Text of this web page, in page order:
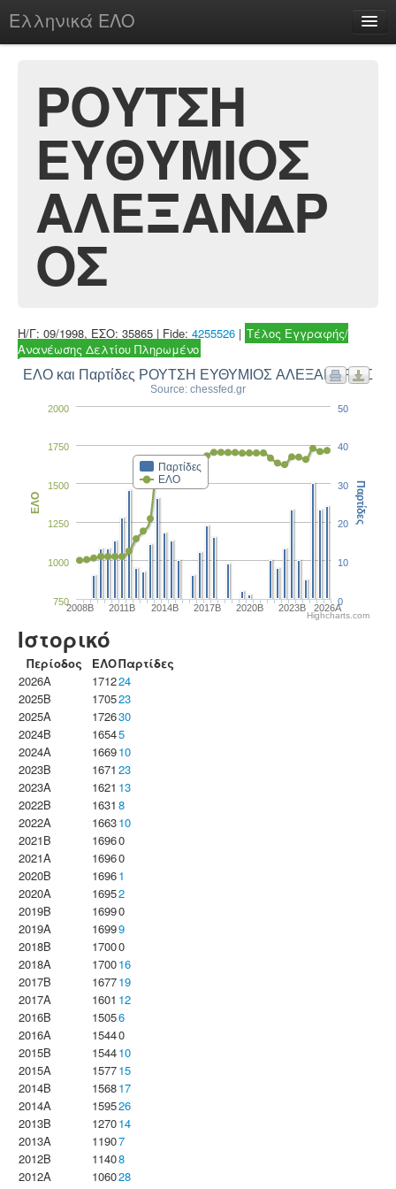
Ελληνικά ΕΛΟ
chesstu.be @ discord
Login
ΡΟΥΤΣΗ
ΕΥΘΥΜΙΟΣ
ΑΛΕΞΑΝΔΡ
ΟΣ
Η/Γ: 09/1998, ΕΣΟ: 35865 | Fide: 4255526 | Τέλος Εγγραφής/
Ανανέωσης Δελτίου Πληρωμένο
ΕΛΟ και Παρτίδες ΡΟΥΤΣΗ ΕΥΘΥΜΙΟΣ ΑΛΕΞΑΝΔΡΟΣ
Source: chessfed.gr
Παρτίδες
ΕΛΟ
2008B 2011B 2014B 2017B 2020B 2023B 2026A
1000
750
1250
1500
1750
2000
ΕΛΟ
0
10
20
30
40
50
Παρτίδες
Highcharts.com
Ιστορικό
Περίοδος ΕΛΟΠαρτίδες
2026A
171224
2025B
170523
2025A
172630
2024B
16545
2024A
166910
2023B
1671 23
2023Α
1621 13
2022B
1631 8
2022A
166310
2021B
16960
2021A
16960
2020B
16961
2020A
16952
2019B
16990
2019A
16999
2018B
17000
2018A
170016
2017B
167719
2017A
1601 12
2016B
15056
2016A
15440
2015B
154410
2015A
157715
2014B
156817
2014A
159526
2013B
127014
2013A
11907
2012B
11408
2012A
106028